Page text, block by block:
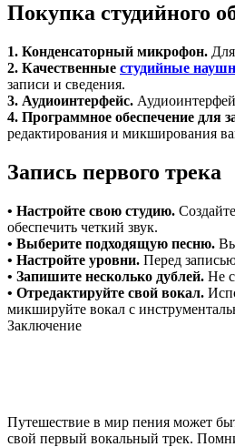
Покупка студийного
1. Конденсаторный микрофон.
2. Качественные студийные
записи и сведения.
3. Аудиоинтерфейс.
4. Программное обеспечение для
редактирования и микширования
Запись первого трека
• Настройте свою студию.
обеспечить четкий звук.
• Выберите подходящую песню.
• Настройте уровни. Перед
• Запишите несколько дублей. Не
• Отредактируйте свой вокал.
микшируйте вокал с
Заключение
Путешествие в мир пения может
свой первый вокальный трек.